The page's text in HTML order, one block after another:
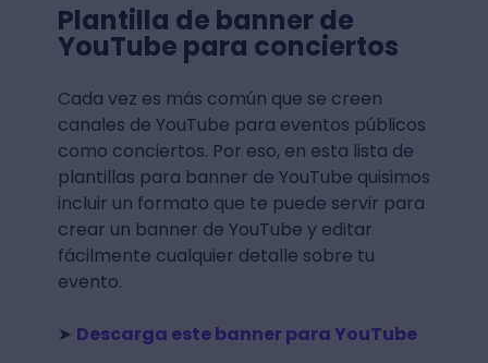
Plantilla de banner de
YouTube para conciertos
Cada vez es más común que se creen
canales de YouTube para eventos públicos
como conciertos. Por eso, en esta lista de
plantillas para banner de YouTube quisimos
incluir un formato que te puede servir para
crear un banner de YouTube y editar
fácilmente cualquier detalle sobre tu
evento.
➤ Descarga este banner para YouTube